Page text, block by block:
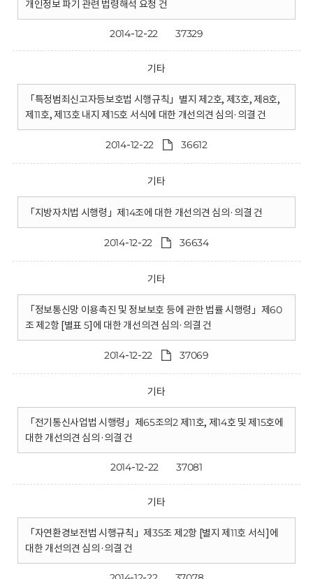
개인정보 파기 관련 법령해석 요청 건
2014-12-22 37329
기타
「특정범죄신고자등보호법 시행규칙」별지 제2호, 제3호, 제8호,
제11호, 제13호 내지 제15호 서식에 대한 개선의견 심의·의결 건
2014-12-22 36612
기타
「지방자치법 시행령」제14조에 대한 개선의견 심의·의결 건
2014-12-22 36634
기타
「정보통신망 이용촉진 및 정보보호 등에 관한 법률 시행령」제60
조 제2항 [별표 5]에 대한 개선의견 심의·의결 건
2014-12-22 37069
기타
「전기통신사업법 시행령」제65조의2 제11호, 제14호 및 제15호에
대한 개선의견 심의·의결 건
2014-12-22 37081
기타
「자연환경보전법 시행규칙」제35조 제2항 [별지 제11호 서식]에
대한 개선의견 심의·의결 건